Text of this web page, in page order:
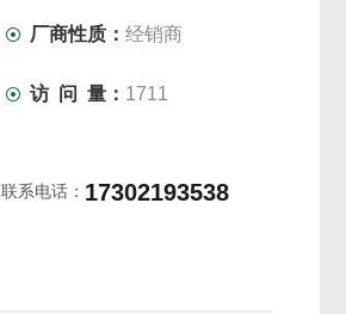
厂商性质：经销商
访 问 量： 1711
联系电话： 17302193538